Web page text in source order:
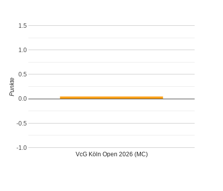
VcG Köln Open 2026 (MC)
-1.0
-0.5
0.0
0.5
1.0
1.5
Punkte